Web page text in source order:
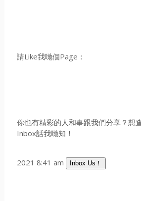
請Like我哋個Page：
你也有精彩的人和事跟我們分享？想
Inbox話我哋知！
2021 8:41 am Inbox Us！